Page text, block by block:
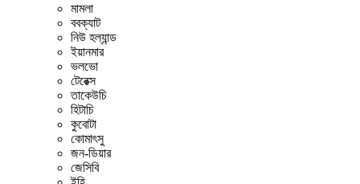
মামলা
ববক্যাট
নিউ হল্যান্ড
ইয়ানমার
ভলভো
টেরেক্স
তাকেউচি
হিটাচি
কুবোটা
কোমাৎসু
জন-ডিয়ার
জেসিবি